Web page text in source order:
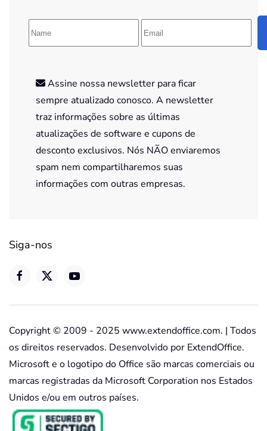
Assine nossa newsletter para ficar
sempre atualizado conosco. A newsletter
traz informações sobre as últimas
atualizações de software e cupons de
desconto exclusivos. Nós NÃO enviaremos
spam nem compartilharemos suas
informações com outras empresas.
Siga-nos
Copyright © 2009 - 2025 www.extendoffice.com. | Todos
os direitos reservados. Desenvolvido por ExtendOffice.
Microsoft e o logotipo do Office são marcas comerciais ou
marcas registradas da Microsoft Corporation nos Estados
Unidos e/ou em outros países.